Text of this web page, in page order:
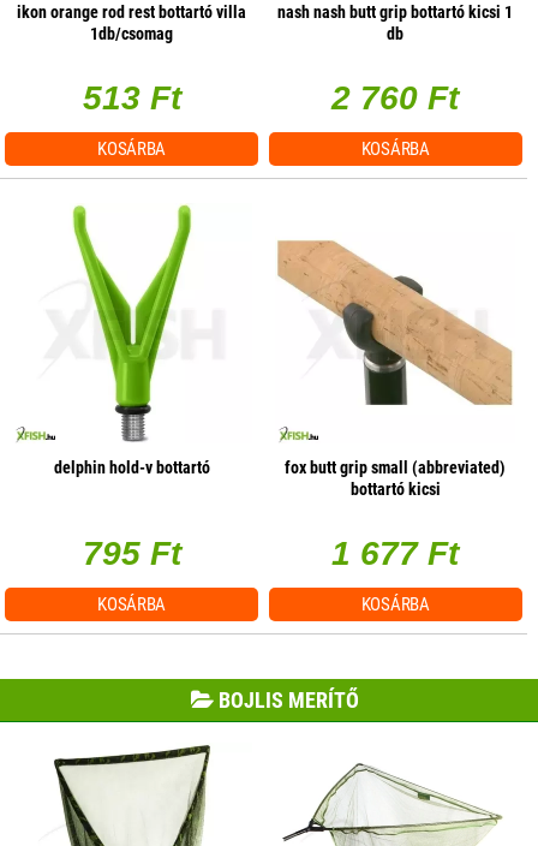
ikon orange rod rest bottartó villa
1db/csomag
513 Ft
KOSÁRBA
nash nash butt grip bottartó kicsi 1
db
2 760 Ft
KOSÁRBA
delphin hold-v bottartó
795 Ft
KOSÁRBA
fox butt grip small (abbreviated)
bottartó kicsi
1 677 Ft
KOSÁRBA
BOJLIS MERÍTŐ